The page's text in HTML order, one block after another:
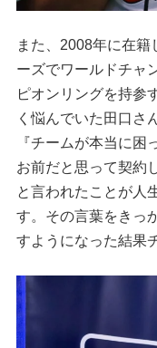
また、2008年に在籍
ーズでワールドチャ
ピオンリングを持参
く悩んでいた田口さ
『チームが本当に
お前だと思って契約
と言われたことが人
す。その言葉をきっ
すようになった結果